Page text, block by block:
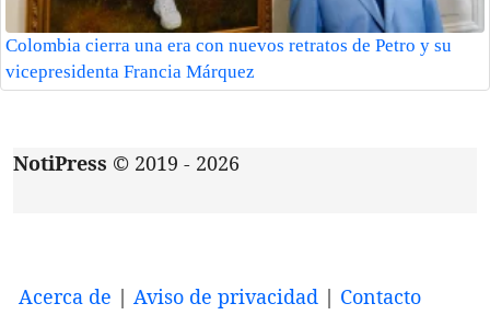
Colombia cierra una era con nuevos retratos de Petro y su
vicepresidenta Francia Márquez
NotiPress © 2019 - 2026
Acerca de | Aviso de privacidad | Contacto